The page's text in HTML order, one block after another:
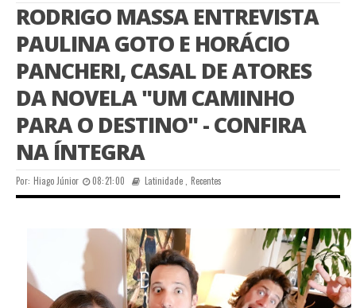
RODRIGO MASSA ENTREVISTA
PAULINA GOTO E HORÁCIO
PANCHERI, CASAL DE ATORES
DA NOVELA "UM CAMINHO
PARA O DESTINO" - CONFIRA
NA ÍNTEGRA
Por: Hiago Júnior 08:21:00 Latinidade ,Recentes